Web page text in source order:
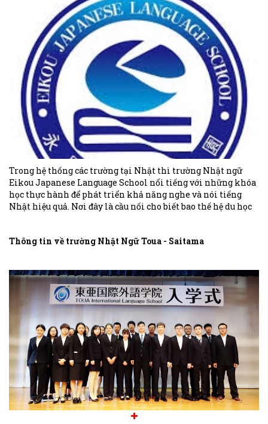
Trong hệ thống các trường tại Nhật thì trường Nhật ngữ
Eikou Japanese Language School nổi tiếng với những khóa
học thực hành để phát triển khả năng nghe và nói tiếng
Nhật hiệu quả. Nơi đây là cầu nối cho biết bao thế hệ du học
Thông tin về trường Nhật Ngữ Toua - Saitama